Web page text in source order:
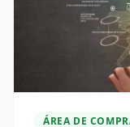
ÁREA DE